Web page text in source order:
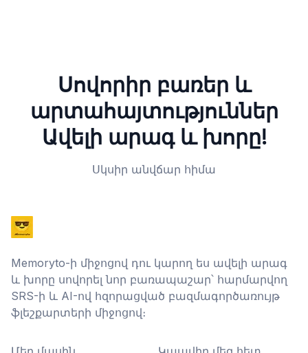
Սովորիր բառեր և
արտահայտություններ
Ավելի արագ և խորը!
Սկսիր անվճար հիմա
Memoryto-ի միջոցով դու կարող ես ավելի արագ
և խորը սովորել նոր բառապաշար՝ հարմարվող
SRS-ի և AI-ով հզորացված բազմագործառույթ
ֆլեշքարտերի միջոցով։